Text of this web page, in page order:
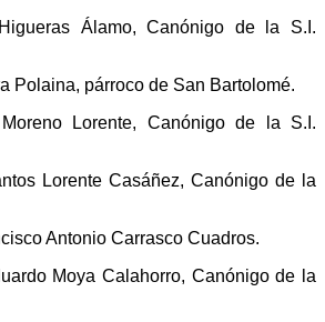
Álamo, Canónigo de la S.I.
Polaina, párroco de San Bartolomé.
Lorente, Canónigo de la S.I.
Lorente Casáñez, Canónigo de la
Antonio Carrasco Cuadros.
Moya Calahorro, Canónigo de la